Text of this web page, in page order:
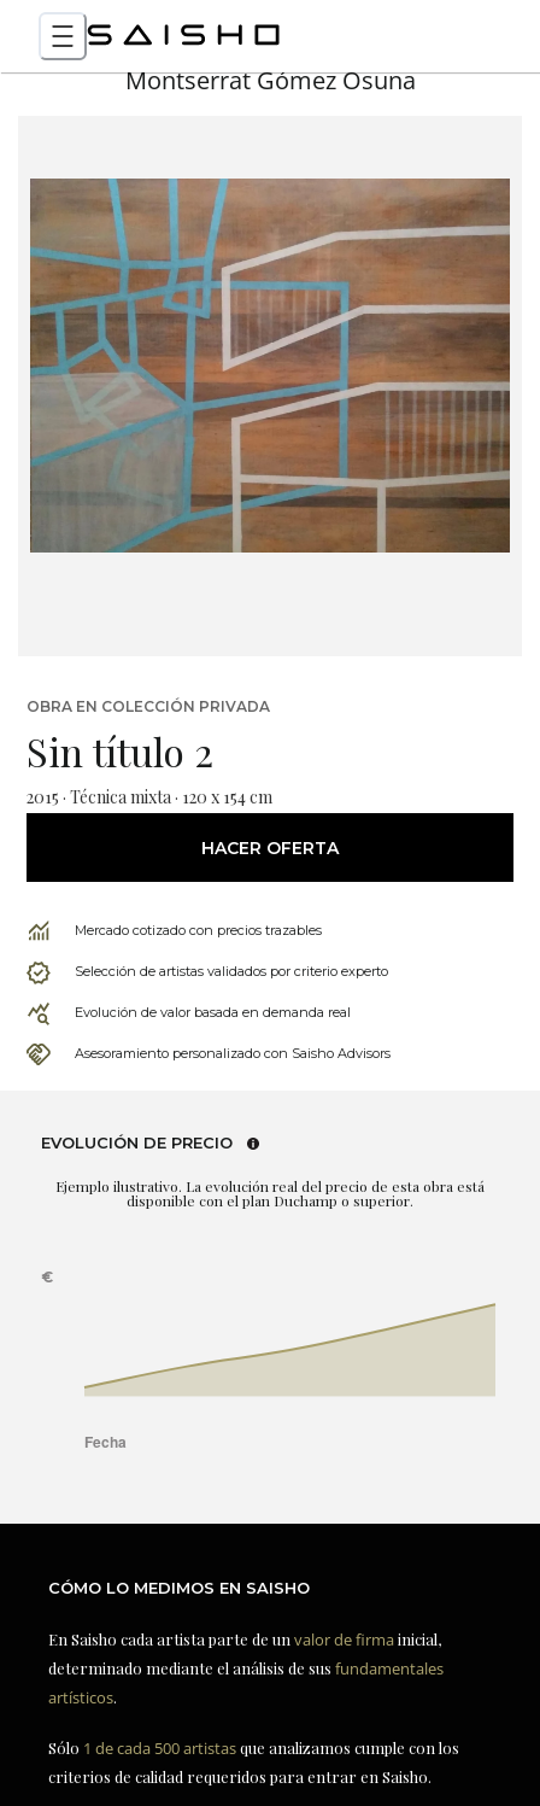
Montserrat Gómez Osuna
OBRA EN COLECCIÓN PRIVADA
Sin título 2
2015 · Técnica mixta · 120 x 154 cm
HACER OFERTA
Mercado cotizado con precios trazables
Selección de artistas validados por criterio experto
Evolución de valor basada en demanda real
Asesoramiento personalizado con Saisho Advisors
EVOLUCIÓN DE PRECIO
Ejemplo ilustrativo. La evolución real del precio de esta obra está
disponible con el plan Duchamp o superior.
CÓMO LO MEDIMOS EN SAISHO
En Saisho cada artista parte de un valor de firmainicial,
determinado mediante el análisis de sus fundamentales
artísticos.
Sólo 1 de cada 500 artistasque analizamos cumple con los
criterios de calidad requeridos para entrar en Saisho.